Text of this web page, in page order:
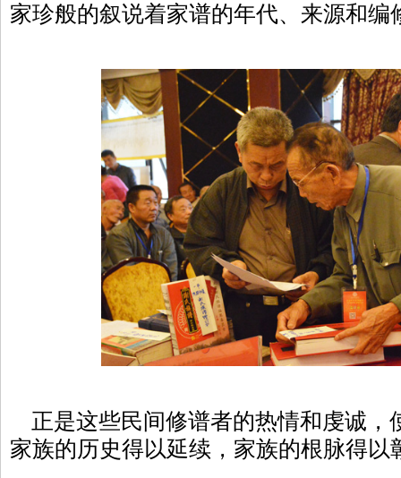
家珍般的叙说着家谱的年代、来源和编
正是这些民间修谱者的热情和虔诚，
家族的历史得以延续，家族的根脉得以